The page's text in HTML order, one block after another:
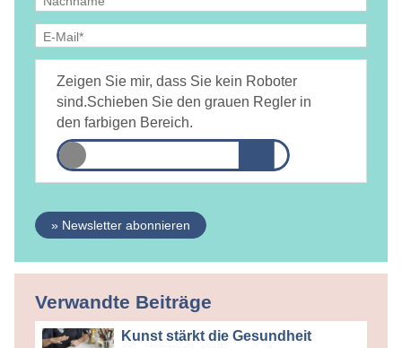
DAMiD mich per E-Mail über Themen und Veranstaltungen
informiert.
Zeigen Sie mir, dass Sie kein Roboter
sind.Schieben Sie den grauen Regler in
den farbigen Bereich.
» Newsletter abonnieren
Verwandte Beiträge
Kunst stärkt die Gesundheit